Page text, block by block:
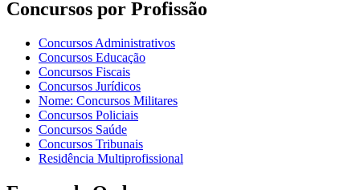
Concursos por Profissão
Concursos Administrativos
Concursos Educação
Concursos Fiscais
Concursos Jurídicos
Nome: Concursos Militares
Concursos Policiais
Concursos Saúde
Concursos Tribunais
Residência Multiprofissional